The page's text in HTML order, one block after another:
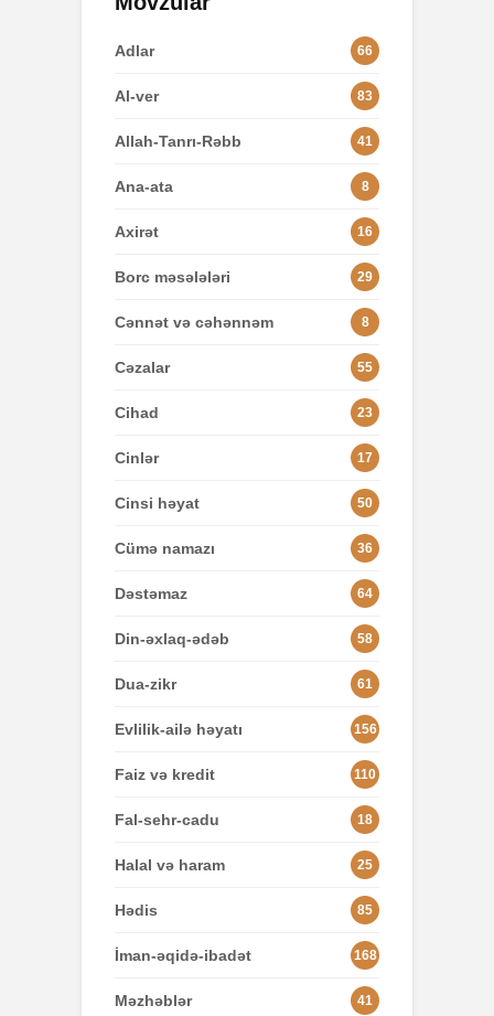
Adlar 66
Al-ver 83
Allah-Tanrı-Rəbb 41
Ana-ata 8
Axirət 16
Borc məsələləri 29
Cənnət və cəhənnəm 8
Cəzalar 55
Cihad 23
Cinlər 17
Cinsi həyat 50
Cümə namazı 36
Dəstəmaz 64
Din-əxlaq-ədəb 58
Dua-zikr 61
Evlilik-ailə həyatı 156
Faiz və kredit 110
Fal-sehr-cadu 18
Halal və haram 25
Hədis 85
İman-əqidə-ibadət 168
Məzhəblər 41